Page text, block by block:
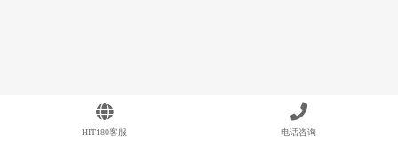
HIT180客服 电话咨询